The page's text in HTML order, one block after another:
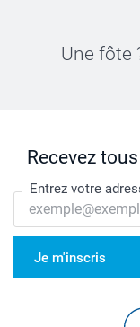
Une fôte
Recevez
Entrez votre
Je m'inscris